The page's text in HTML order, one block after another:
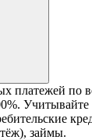
платежей по
Учитывайте
займы.